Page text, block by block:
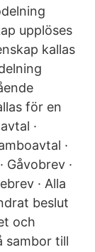
upplöses
kallas
för en
·
·
Gåvobrev ·
· Alla
beslut
och
sambor till